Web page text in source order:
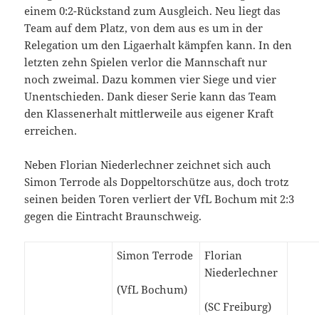
einem 0:2-Rückstand zum Ausgleich. Neu liegt das
Team auf dem Platz, von dem aus es um in der
Relegation um den Ligaerhalt kämpfen kann. In den
letzten zehn Spielen verlor die Mannschaft nur
noch zweimal. Dazu kommen vier Siege und vier
Unentschieden. Dank dieser Serie kann das Team
den Klassenerhalt mittlerweile aus eigener Kraft
erreichen.
Neben Florian Niederlechner zeichnet sich auch
Simon Terrode als Doppeltorschütze aus, doch trotz
seinen beiden Toren verliert der VfL Bochum mit 2:3
gegen die Eintracht Braunschweig.
Simon Terrode
(VfL Bochum)
Florian
Niederlechner
(SC Freiburg)